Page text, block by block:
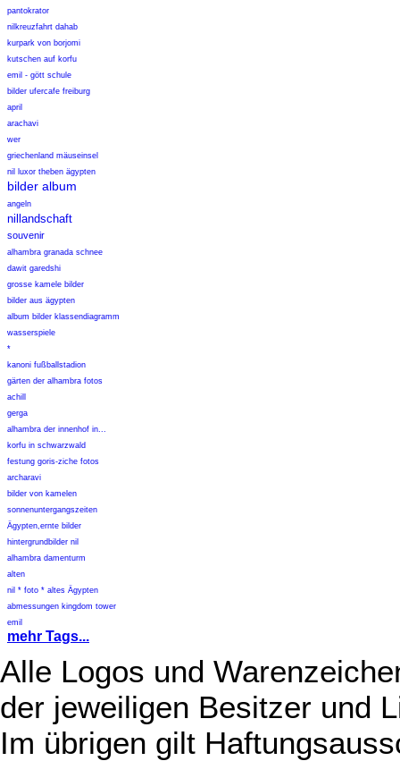
pantokrator
nilkreuzfahrt dahab
kurpark von borjomi
kutschen auf korfu
emil - gött schule
bilder ufercafe freiburg
april
arachavi
wer
griechenland mäuseinsel
nil luxor theben ägypten
bilder album
angeln
nillandschaft
souvenir
alhambra granada schnee
dawit garedshi
grosse kamele bilder
bilder aus ägypten
album bilder klassendiagramm
wasserspiele
*
kanoni fußballstadion
gärten der alhambra fotos
achill
gerga
alhambra der innenhof in...
korfu in schwarzwald
festung goris-ziche fotos
archaravi
bilder von kamelen
sonnenuntergangszeiten
Ägypten,ernte bilder
hintergrundbilder nil
alhambra damenturm
alten
nil * foto * altes Ägypten
abmessungen kingdom tower
emil
mehr Tags...
Alle Logos und
der jeweiligen Besitzer und
Im übrigen gilt